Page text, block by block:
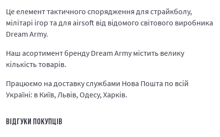
Це елемент тактичного спорядження для страйкболу,
мілітарі ігор та для airsoft від відомого світового виробника
Dream Army.
Наш асортимент бренду Dream Army містить велику
кількість товарів.
Працюємо на доставку службами Нова Пошта по всій
Україні: в Київ, Львів, Одесу, Харків.
ВІДГУКИ ПОКУПЦІВ